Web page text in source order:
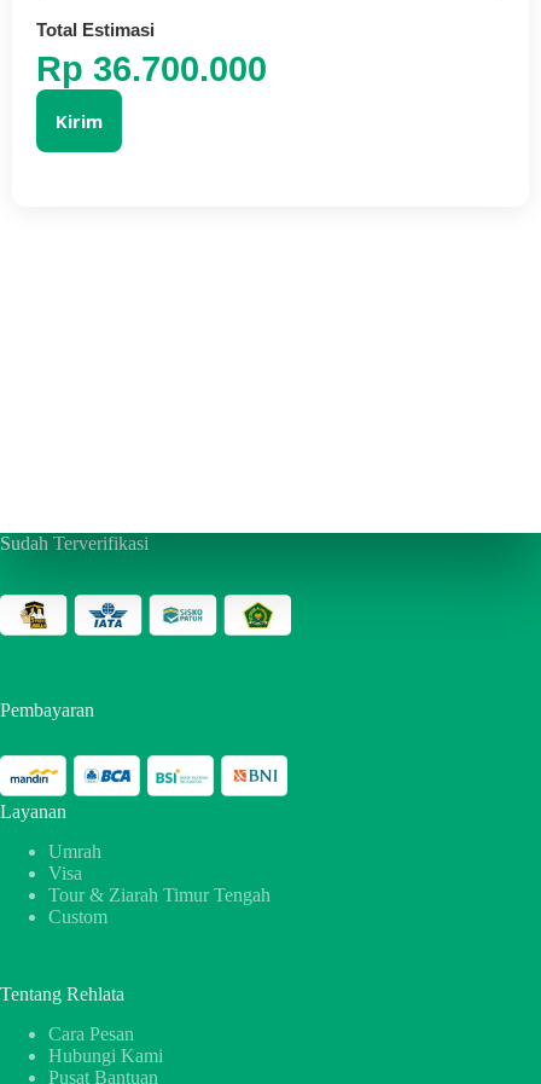
Total Estimasi
Rp 36.700.000
Kirim
Sudah Terverifikasi
Pembayaran
Layanan
Umrah
Visa
Tour & Ziarah Timur Tengah
Custom
Tentang Rehlata
Cara Pesan
Hubungi Kami
Pusat Bantuan